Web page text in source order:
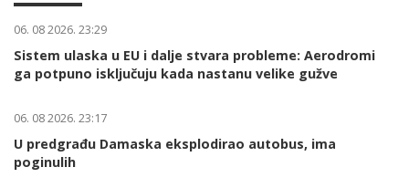
06. 08 2026. 23:29
Sistem ulaska u EU i dalje stvara probleme: Aerodromi
ga potpuno isključuju kada nastanu velike gužve
06. 08 2026. 23:17
U predgrađu Damaska eksplodirao autobus, ima
poginulih